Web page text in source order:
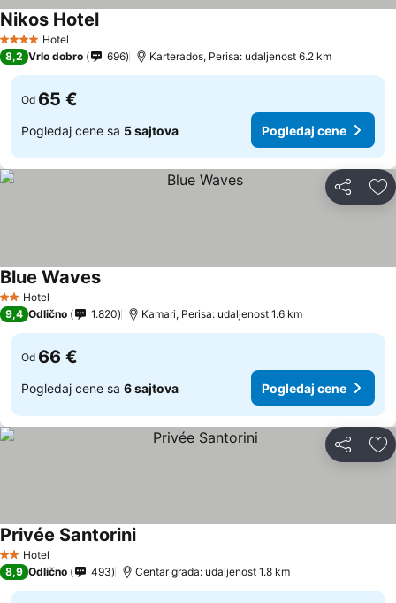
4 ZvezdiceHotel
Nikos HotelPogledaj cene
8,2 Vrlo dobro 696 Karterados, Perisa: udaljenost 6.2 km
Od 65 €
Pogledaj cene sa 5 sajtova Pogledaj cene
Deli
2 Zvezdice
Hotel
Blue WavesPogledaj cene
9,4 Odlično 1.820 Kamari, Perisa: udaljenost 1.6 km
Od 66 €
Pogledaj cene sa 6 sajtova Pogledaj cene
Deli
2 Zvezdice
Hotel
Privée SantoriniPogledaj cene
8,9 Odlično 493 Centar grada: udaljenost 1.8 km